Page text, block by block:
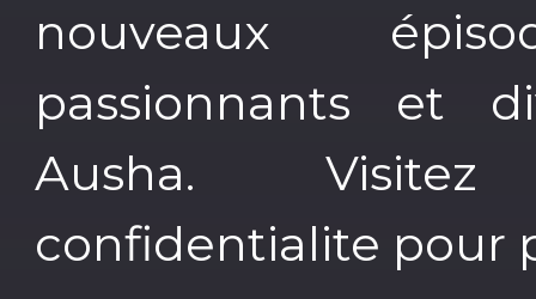
nouveaux
passionnants et
Ausha. Visitez
confidentialite pour